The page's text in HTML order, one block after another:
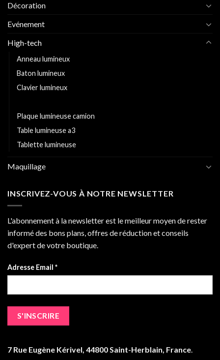
Décoration
Evénement
High-tech
Anneau lumineux
Baton lumineux
Clavier lumineux
Plaque lumineuse camion
Table lumineuse a3
Tablette lumineuse
Maquillage
INSCRIVEZ-VOUS À NOTRE NEWSLETTER
L'abonnement à la newsletter est le meilleur moyen de rester
informé des bons plans, offres de réduction et conseils
d'expert de votre boutique.
Adresse Email *
7 Rue Eugène Kérivel, 44800 Saint-Herblain, France.